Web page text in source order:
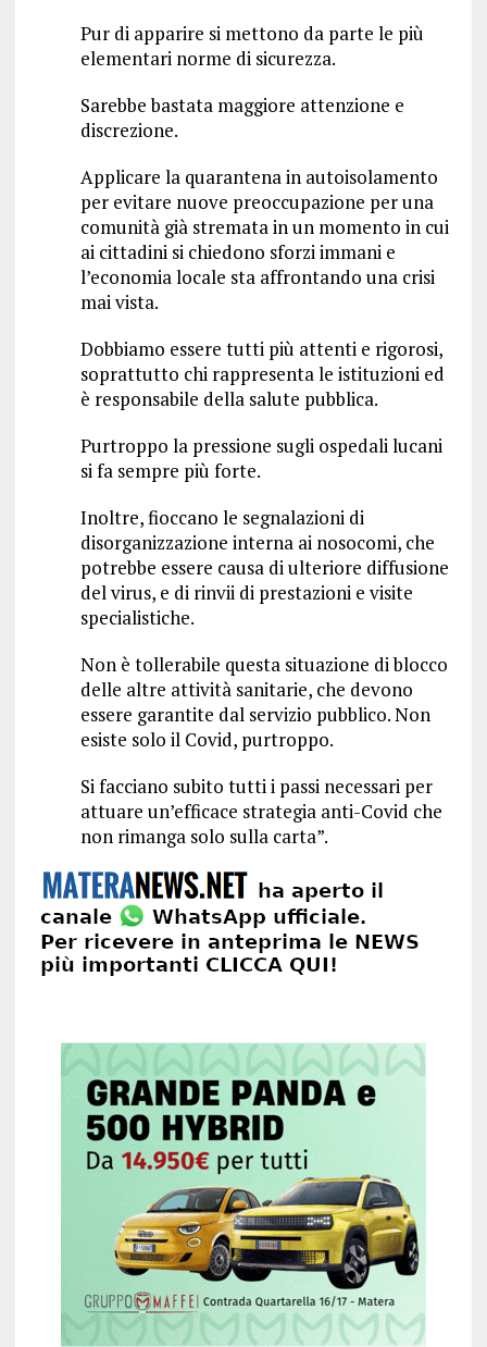
Pur di apparire si mettono da parte le più
elementari norme di sicurezza.
Sarebbe bastata maggiore attenzione e
discrezione.
Applicare la quarantena in autoisolamento
per evitare nuove preoccupazione per una
comunità già stremata in un momento in cui
ai cittadini si chiedono sforzi immani e
l’economia locale sta affrontando una crisi
mai vista.
Dobbiamo essere tutti più attenti e rigorosi,
soprattutto chi rappresenta le istituzioni ed
è responsabile della salute pubblica.
Purtroppo la pressione sugli ospedali lucani
si fa sempre più forte.
Inoltre, fioccano le segnalazioni di
disorganizzazione interna ai nosocomi, che
potrebbe essere causa di ulteriore diffusione
del virus, e di rinvii di prestazioni e visite
specialistiche.
Non è tollerabile questa situazione di blocco
delle altre attività sanitarie, che devono
essere garantite dal servizio pubblico. Non
esiste solo il Covid, purtroppo.
Si facciano subito tutti i passi necessari per
attuare un’efficace strategia anti-Covid che
non rimanga solo sulla carta”.